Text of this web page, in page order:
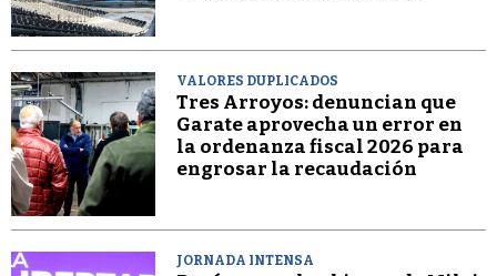
VALORES DUPLICADOS
Tres Arroyos: denuncian que
Garate aprovecha un error en
la ordenanza fiscal 2026 para
engrosar la recaudación
JORNADA INTENSA